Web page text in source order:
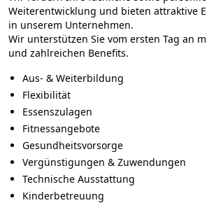
Weiterentwicklung und bieten attraktive
in unserem Unternehmen.
Wir unterstützen Sie vom ersten Tag an
und zahlreichen Benefits.
Aus- & Weiterbildung
Flexibilität
Essenszulagen
Fitnessangebote
Gesundheitsvorsorge
Vergünstigungen & Zuwendungen
Technische Ausstattung
Kinderbetreuung